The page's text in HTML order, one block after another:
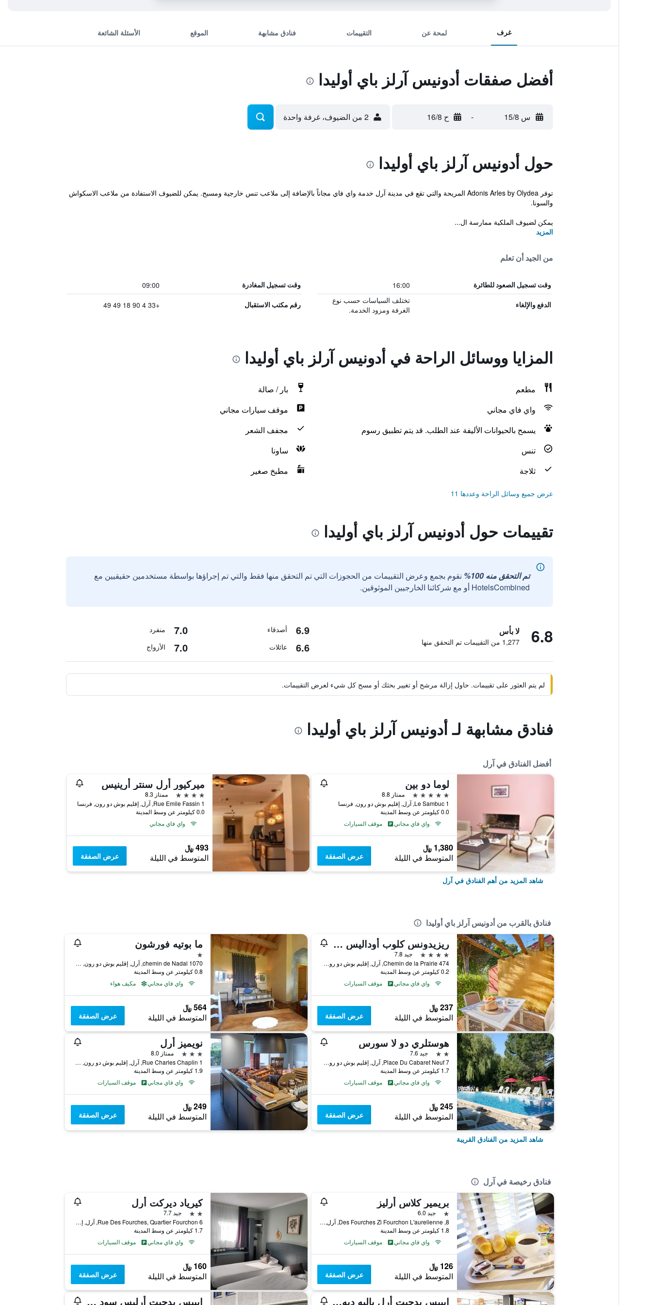
غرف لمحة عن التقييمات فنادق مشابهة الموقع الأسئلة الشائعة
أفضل صفقات أدونيس آرلز باي أوليدا
س 15/8 - ح 16/8 2 من الضيوف، غرفة واحدة
حول أدونيس آرلز باي أوليدا
توفر Adonis Arles by Olydea المريحة والتي تقع في مدينة آرل خدمة واي فاي مجاناً بالإضافة إلى ملاعب تنس خارجية ومسبح. يمكن للضيوف الاستفادة من ملاعب الاسكواش
والسونا.
يمكن لضيوف الملكية ممارسة ال...
المزيد
من الجيد أن تعلم
وقت تسجيل الصعود للطائرة 16:00 وقت تسجيل المغادرة 09:00
الدفع والإلغاء
تختلف السياسات حسب نوع
الغرفة ومزود الخدمة.
رقم مكتب الاستقبال +33 4 90 18 49 49
المزايا ووسائل الراحة في أدونيس آرلز باي أوليدا
مطعم
بار / صالة
واي فاي مجاني
موقف سيارات مجاني
يسمح بالحيوانات الأليفة عند الطلب. قد يتم تطبيق رسوم
مجفف الشعر
تنس
ساونا
ثلاجة
مطبخ صغير
عرض جميع وسائل الراحة وعددها 11
تقييمات حول أدونيس آرلز باي أوليدا
تم التحقق منه 100%
نقوم بجمع وعرض التقييمات من الحجوزات التي تم التحقق منها فقط والتي تم إجراؤها بواسطة مستخدمين حقيقيين مع
HotelsCombined أو مع شركائنا الخارجيين الموثوقين.
6.8 لا بأس
1,277 من التقييمات تم التحقق منها
6.9 أصدقاء 7.0 منفرد
6.6 عائلات 7.0 الأزواج
لم يتم العثور على تقييمات. حاول إزالة مرشح أو تغيير بحثك أو مسح كل شيء لعرض التقييمات.
فنادق مشابهة لـ أدونيس آرلز باي أوليدا
أفضل الفنادق في آرل
لوما دو بين
5 نجوم
ممتاز 8.8
Le Sambuc 1, آرل, إقليم بوش دو رون, فرنسا
0.0 كيلومتر عن وسط المدينة
واي فاي مجاني
موقف السيارات
1,380 ﷼
المتوسط في الليلة عرض الصفقة
ميركيور أرل سنتر أرينيس
4 نجوم
ممتاز 8.3
1 Rue Emile Fassin, آرل, إقليم بوش دو رون, فرنسا
0.0 كيلومتر عن وسط المدينة
واي فاي مجاني
493 ﷼
المتوسط في الليلة عرض الصفقة
شاهد المزيد من أهم الفنادق في آرل
فنادق بالقرب من أدونيس آرلز باي أوليدا
ريزيدونس كلوب أوداليس ليه جارديو
4 نجوم
جيد 7.8
474 Chemin de la Prairie, آرل, إقليم بوش دو رون, فرنسا
0.2 كيلومتر عن وسط المدينة
واي فاي مجاني
موقف السيارات
237 ﷼
المتوسط في الليلة عرض الصفقة
ما بوتيه فورشون
نجمة واحدة
1070 chemin de Nadal, آرل, إقليم بوش دو رون, فرنسا
0.8 كيلومتر عن وسط المدينة
واي فاي مجاني
مكيف هواء
564 ﷼
المتوسط في الليلة عرض الصفقة
هوستلري دو لا سورس
2 نجمتين
جيد 7.6
7 Place Du Cabaret Neuf, آرل, إقليم بوش دو رون, فرنسا
1.7 كيلومتر عن وسط المدينة
واي فاي مجاني
موقف السيارات
245 ﷼
المتوسط في الليلة عرض الصفقة
نويميز أرل
3 نجوم
ممتاز 8.0
1 Rue Charles Chaplin, آرل, إقليم بوش دو رون, فرنسا
1.9 كيلومتر عن وسط المدينة
واي فاي مجاني
موقف السيارات
249 ﷼
المتوسط في الليلة عرض الصفقة
شاهد المزيد من الفنادق القريبة
فنادق رخيصة في آرل
بريمير كلاس أرليز
نجمة واحدة
جيد 6.0
8, Des Fourches Zi Fourchon L'aurelienne, آرل, إقليم بوش دو رون, فرنسا
1.8 كيلومتر عن وسط المدينة
واي فاي مجاني
موقف السيارات
126 ﷼
المتوسط في الليلة عرض الصفقة
كيرياد ديركت أرل
2 نجمتين
جيد 7.7
6 Rue Des Fourches, Quartier Fourchon, آرل, إقليم بوش دو رون, فرنسا
1.7 كيلومتر عن وسط المدينة
واي فاي مجاني
موقف السيارات
160 ﷼
المتوسط في الليلة عرض الصفقة
إيبيس بدجيت أرل باليه ديه كونجري إيبيس بدجيت أرليس سود فورتشون